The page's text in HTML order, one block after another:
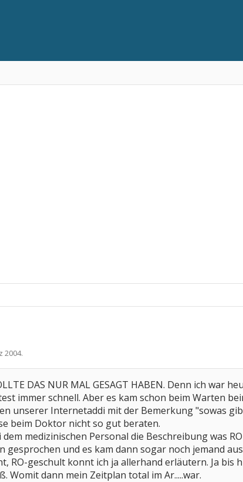
2004.
DAS NUR MAL GESAGT HABEN. Denn ich war
immer schnell. Aber es kam schon beim Warten
unserer Internetaddi mit der Bemerkung "sowas
beim Doktor nicht so gut beraten.
dem medizinischen Personal die Beschreibung was
gesprochen und es kam dann sogar noch jemand
RO-geschult konnt ich ja allerhand erläutern. Ja bis
Womit dann mein Zeitplan total im Ar.....war.